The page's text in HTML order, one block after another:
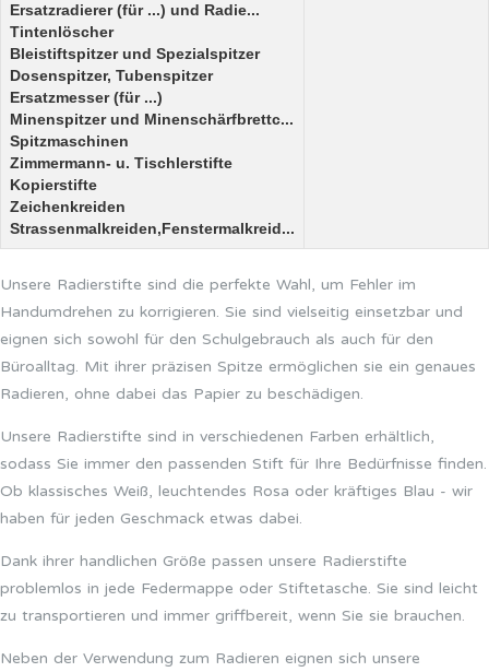
Ersatzradierer (für ...) und Radie...
Tintenlöscher
Bleistiftspitzer und Spezialspitzer
Dosenspitzer, Tubenspitzer
Ersatzmesser (für ...)
Minenspitzer und Minenschärfbrettc...
Spitzmaschinen
Zimmermann- u. Tischlerstifte
Kopierstifte
Zeichenkreiden
Strassenmalkreiden,Fenstermalkreid...
Unsere Radierstifte sind die perfekte Wahl, um Fehler im
Handumdrehen zu korrigieren. Sie sind vielseitig einsetzbar und
eignen sich sowohl für den Schulgebrauch als auch für den
Büroalltag. Mit ihrer präzisen Spitze ermöglichen sie ein genaues
Radieren, ohne dabei das Papier zu beschädigen.
Unsere Radierstifte sind in verschiedenen Farben erhältlich,
sodass Sie immer den passenden Stift für Ihre Bedürfnisse finden.
Ob klassisches Weiß, leuchtendes Rosa oder kräftiges Blau - wir
haben für jeden Geschmack etwas dabei.
Dank ihrer handlichen Größe passen unsere Radierstifte
problemlos in jede Federmappe oder Stiftetasche. Sie sind leicht
zu transportieren und immer griffbereit, wenn Sie sie brauchen.
Neben der Verwendung zum Radieren eignen sich unsere